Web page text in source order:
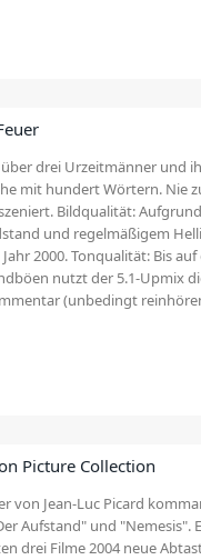
drei Urzeitmänner und
mit hundert Wörtern. Nie
Bildqualität:
und regelmäßigem
2000. Tonqualität: Bis
nutzt der 5.1-Upmix
(unbedingt
Picture Collection
von Jean-Luc Picard
Aufstand" und "Nemesis".
drei Filme 2004 neue